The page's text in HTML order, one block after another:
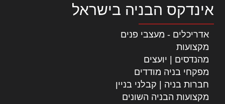
אינדקס הבניה בישראל
אדריכלים - מעצבי פנים
מקצועות
מהנדסים | יועצים
מפקחי בניה מודדים
חברות בניה | קבלני בניין
מקצועות הבניה השונים